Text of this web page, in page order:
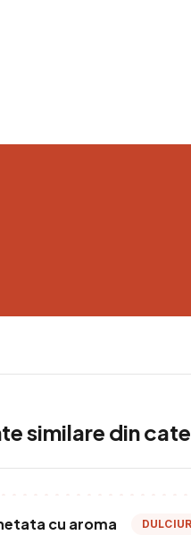
similare din
cu aroma